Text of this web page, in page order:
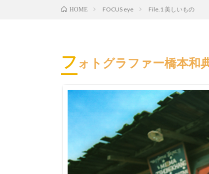
HOME FOCUS eye File.1 美しいもの
フ ォトグラファー橋本和